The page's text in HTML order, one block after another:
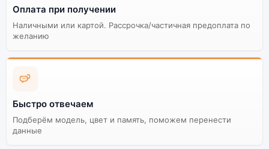
Оплата при получении
Наличными или картой. Рассрочка/частичная предоплата по
желанию
Быстро отвечаем
Подберём модель, цвет и память, поможем перенести
данные